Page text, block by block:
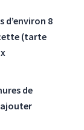
d’environ 8
(tarte
de
ajouter